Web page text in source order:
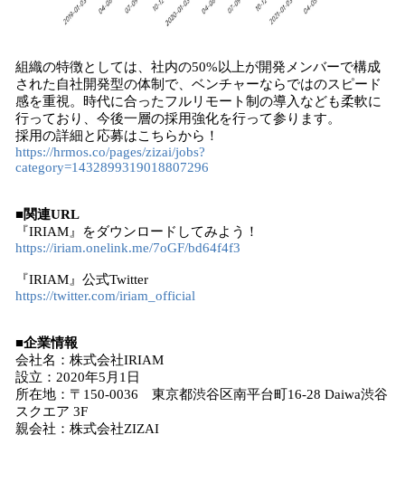
組織の特徴としては、社内の50%以上が開発メンバーで構成
された自社開発型の体制で、ベンチャーならではのスピード
感を重視。時代に合ったフルリモート制の導入なども柔軟に
行っており、今後一層の採用強化を行って参ります。
採用の詳細と応募はこちらから！
https://hrmos.co/pages/zizai/jobs?
category=1432899319018807296
■関連URL
『IRIAM』をダウンロードしてみよう！
https://iriam.onelink.me/7oGF/bd64f4f3
『IRIAM』公式Twitter
https://twitter.com/iriam_official
■企業情報
会社名：株式会社IRIAM
設立：2020年5月1日
所在地：〒150-0036 東京都渋谷区南平台町16-28 Daiwa渋谷
スクエア 3F
親会社：株式会社ZIZAI